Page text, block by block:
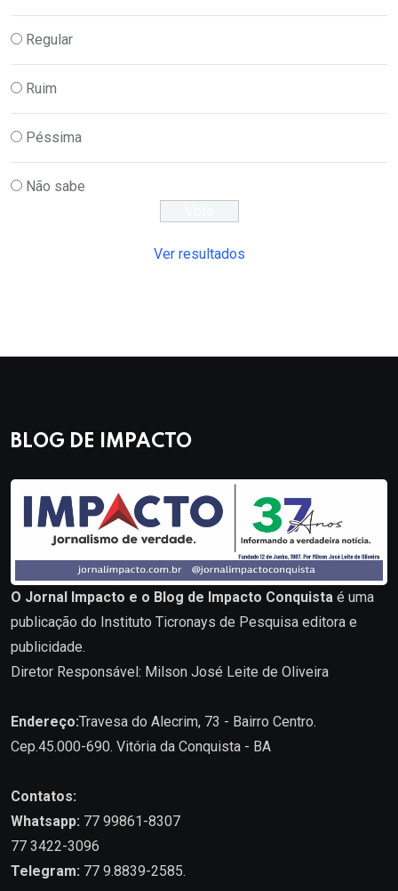
Regular
Ruim
Péssima
Não sabe
Ver resultados
BLOG DE IMPACTO
O Jornal Impacto e o Blog de Impacto Conquista é uma
publicação do Instituto Ticronays de Pesquisa editora e
publicidade.
Diretor Responsável: Milson José Leite de Oliveira
Endereço:Travesa do Alecrim, 73 - Bairro Centro.
Cep.45.000-690. Vitória da Conquista - BA
Contatos:
Whatsapp: 77 99861-8307
77 3422-3096
Telegram: 77 9.8839-2585.